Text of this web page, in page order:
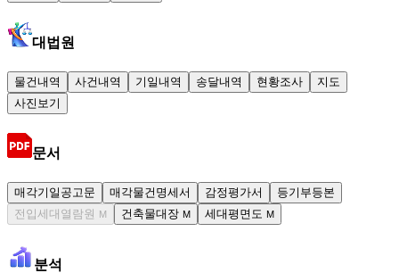
대법원
물건내역 사건내역 기일내역 송달내역 현황조사
지도
사진보기
문서
매각기일공고문 매각물건명세서 감정평가서
등기부등본
전입세대열람원
M 건축물대장 M 세대평면도 M
분석